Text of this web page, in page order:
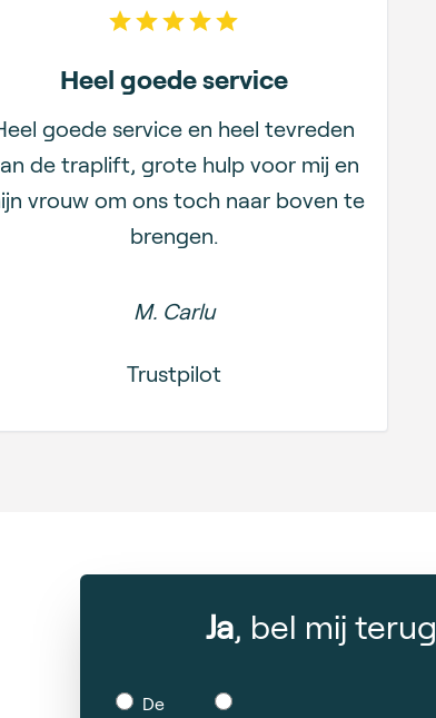
5 out of 5 stars
Heel goede service
goede service en heel tevreden
de traplift, grote hulp voor mij en
vrouw om ons toch naar boven te
brengen.
M. Carlu
Trustpilot
Ja, bel mij terug
De